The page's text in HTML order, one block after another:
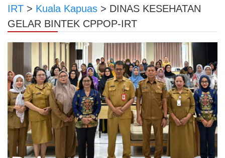
IRT > Kuala Kapuas > DINAS KESEHATAN
GELAR BINTEK CPPOP-IRT